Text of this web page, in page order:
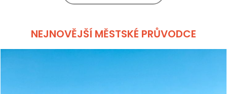
NEJNOVĚJŠÍ MĚSTSKÉ PRŮVODCE